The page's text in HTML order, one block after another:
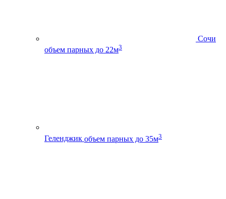
Сочи
объем парных до 22м3
Геленджик объем парных до 35м3